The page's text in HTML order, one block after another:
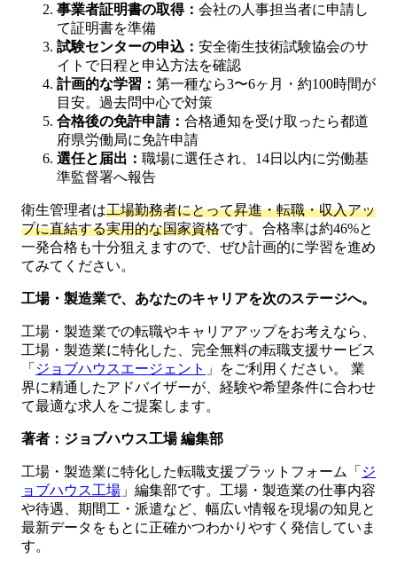
事業者証明書の取得： 会社の人事担当者に申請し
て証明書を準備
試験センターの申込： 安全衛生技術試験協会のサ
イトで日程と申込方法を確認
計画的な学習： 第一種なら3〜6ヶ月・約100時間が
目安。過去問中心で対策
合格後の免許申請： 合格通知を受け取ったら都道
府県労働局に免許申請
選任と届出： 職場に選任され、14日以内に労働基
準監督署へ報告
衛生管理者は工場勤務者にとって昇進・転職・収入アッ
プに直結する実用的な国家資格です。合格率は約46%と
一発合格も十分狙えますので、ぜひ計画的に学習を進め
てみてください。
工場・製造業で、あなたのキャリアを次のステージへ。
工場・製造業での転職やキャリアアップをお考えなら、
工場・製造業に特化した、完全無料の転職支援サービス
「 ジョブハウスエージェント 」をご利用ください。 業
界に精通したアドバイザーが、経験や希望条件に合わせ
て最適な求人をご提案します。
著者：ジョブハウス工場 編集部
工場・製造業に特化した転職支援プラットフォーム「 ジ
ョブハウス工場 」編集部です。工場・製造業の仕事内容
や待遇、期間工・派遣など、幅広い情報を現場の知見と
最新データをもとに正確かつわかりやすく発信していま
す。